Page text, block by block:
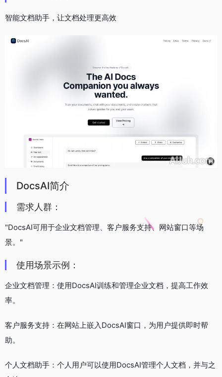
智能文档助手，让文档处理更高效
DocsAI简介
需求人群：
"DocsAI可用于企业文档管理、客户服务支持、网站窗口等场
景。"
使用场景示例：
企业文档管理：使用DocsAI训练和管理企业文档，提高工作效
率。
客户服务支持：在网站上嵌入DocsAI窗口，为用户提供即时帮
助。
个人文档助手：个人用户可以使用DocsAI管理个人文档，并与之